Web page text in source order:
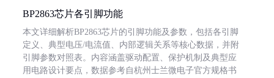
BP2863芯片各引脚功能
本文详细解析BP2863芯片的引脚功能及参数，包括各引脚
定义、典型电压/电流值、内部逻辑关系等核心数据，并附
引脚参数对照表。内容涵盖驱动配置、保护机制及典型应
用电路设计要点，数据参考自杭州士兰微电子官方规格书